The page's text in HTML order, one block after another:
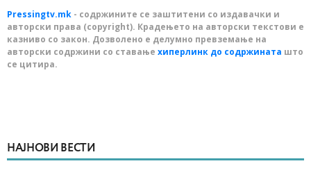
Pressingtv.mk - содржините се заштитени со издавачки и
авторски права (copyright). Крадењето на авторски текстови е
казниво со закон. Дозволено е делумно превземање на
авторски содржини со ставање хиперлинк до содржината што
се цитира.
НАЈНОВИ ВЕСТИ